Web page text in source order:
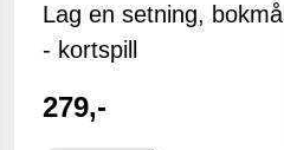
Lag en setning, bokmål
- kortspill
279,-